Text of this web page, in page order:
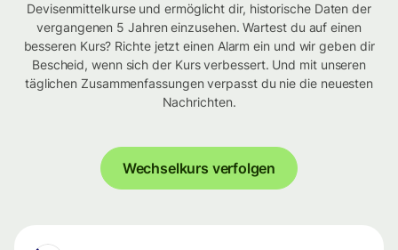
Devisenmittelkurse und ermöglicht dir, historische Daten der
vergangenen 5 Jahren einzusehen. Wartest du auf einen
besseren Kurs? Richte jetzt einen Alarm ein und wir geben dir
Bescheid, wenn sich der Kurs verbessert. Und mit unseren
täglichen Zusammenfassungen verpasst du nie die neuesten
Nachrichten.
Wechselkurs verfolgen